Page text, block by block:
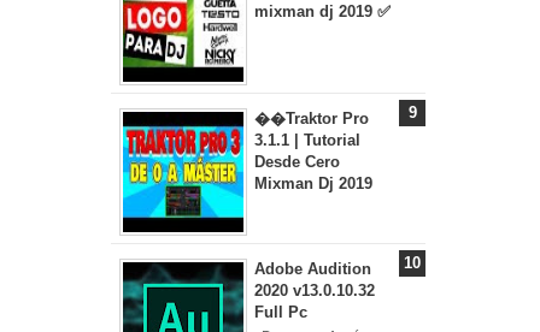
mixman dj 2019 ✅
��Traktor Pro
3.1.1 | Tutorial
Desde Cero
Mixman Dj 2019
Adobe Audition
2020 v13.0.10.32
Full Pc